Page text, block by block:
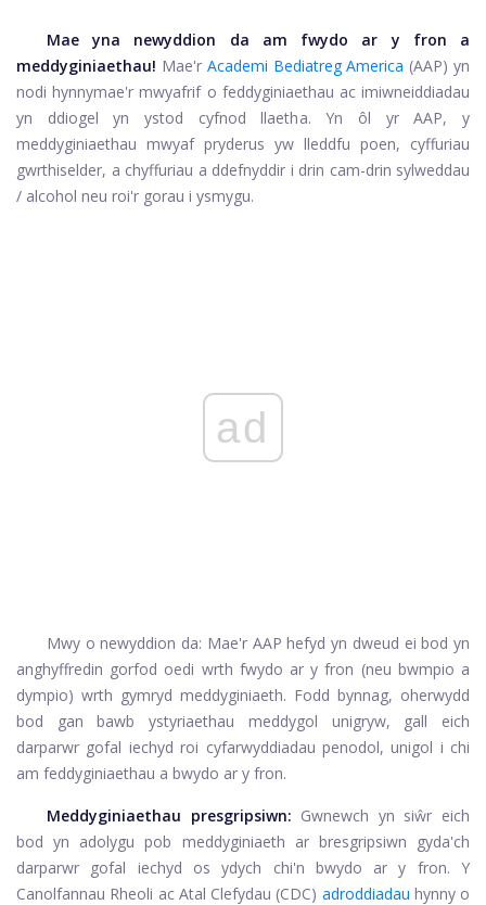
Mae yna newyddion da am fwydo ar y fron a
meddyginiaethau! Mae'r Academi Bediatreg America (AAP) yn
nodi hynnymae'r mwyafrif o feddyginiaethau ac imiwneiddiadau
yn ddiogel yn ystod cyfnod llaetha. Yn ôl yr AAP, y
meddyginiaethau mwyaf pryderus yw lleddfu poen, cyffuriau
gwrthiselder, a chyffuriau a ddefnyddir i drin cam-drin sylweddau
/ alcohol neu roi'r gorau i ysmygu.
ad
Mwy o newyddion da: Mae'r AAP hefyd yn dweud ei bod yn
anghyffredin gorfod oedi wrth fwydo ar y fron (neu bwmpio a
dympio) wrth gymryd meddyginiaeth. Fodd bynnag, oherwydd
bod gan bawb ystyriaethau meddygol unigryw, gall eich
darparwr gofal iechyd roi cyfarwyddiadau penodol, unigol i chi
am feddyginiaethau a bwydo ar y fron.
Meddyginiaethau presgripsiwn: Gwnewch yn siŵr eich
bod yn adolygu pob meddyginiaeth ar bresgripsiwn gyda'ch
darparwr gofal iechyd os ydych chi'n bwydo ar y fron. Y
Canolfannau Rheoli ac Atal Clefydau (CDC) adroddiadau hynny o